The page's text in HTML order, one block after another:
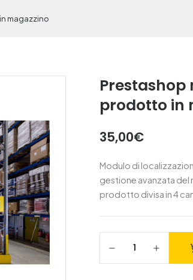
magazzino
Prestashop
prodotto in
35,00€
Modulo di
gestione avanzata del
prodotto divisa in 4
1